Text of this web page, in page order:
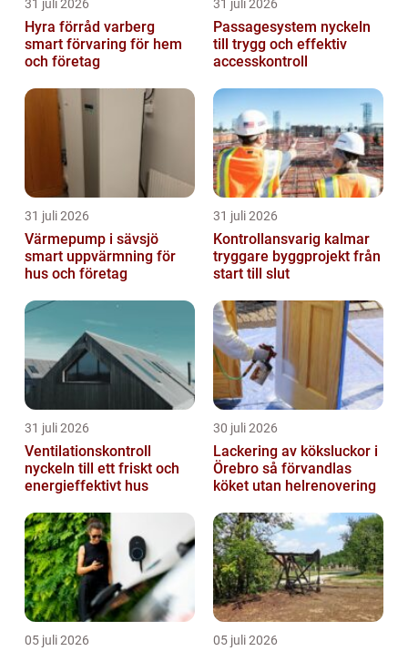
31 juli 2026
Hyra förråd varberg
smart förvaring för hem
och företag
31 juli 2026
Passagesystem nyckeln
till trygg och effektiv
accesskontroll
31 juli 2026
Värmepump i sävsjö
smart uppvärmning för
hus och företag
31 juli 2026
Kontrollansvarig kalmar
tryggare byggprojekt från
start till slut
31 juli 2026
Ventilationskontroll
nyckeln till ett friskt och
energieffektivt hus
30 juli 2026
Lackering av köksluckor i
Örebro så förvandlas
köket utan helrenovering
05 juli 2026 05 juli 2026